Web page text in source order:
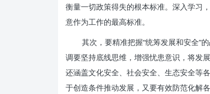
衡量一切政策得失的根本标准。深入学习
意作为工作的最高标准。
其次，要精准把握“统筹发展和安全”
调要坚持底线思维，增强忧患意识，将发
还涵盖文化安全、社会安全、生态安全等
于创造条件推动发展，又要有效防范化解